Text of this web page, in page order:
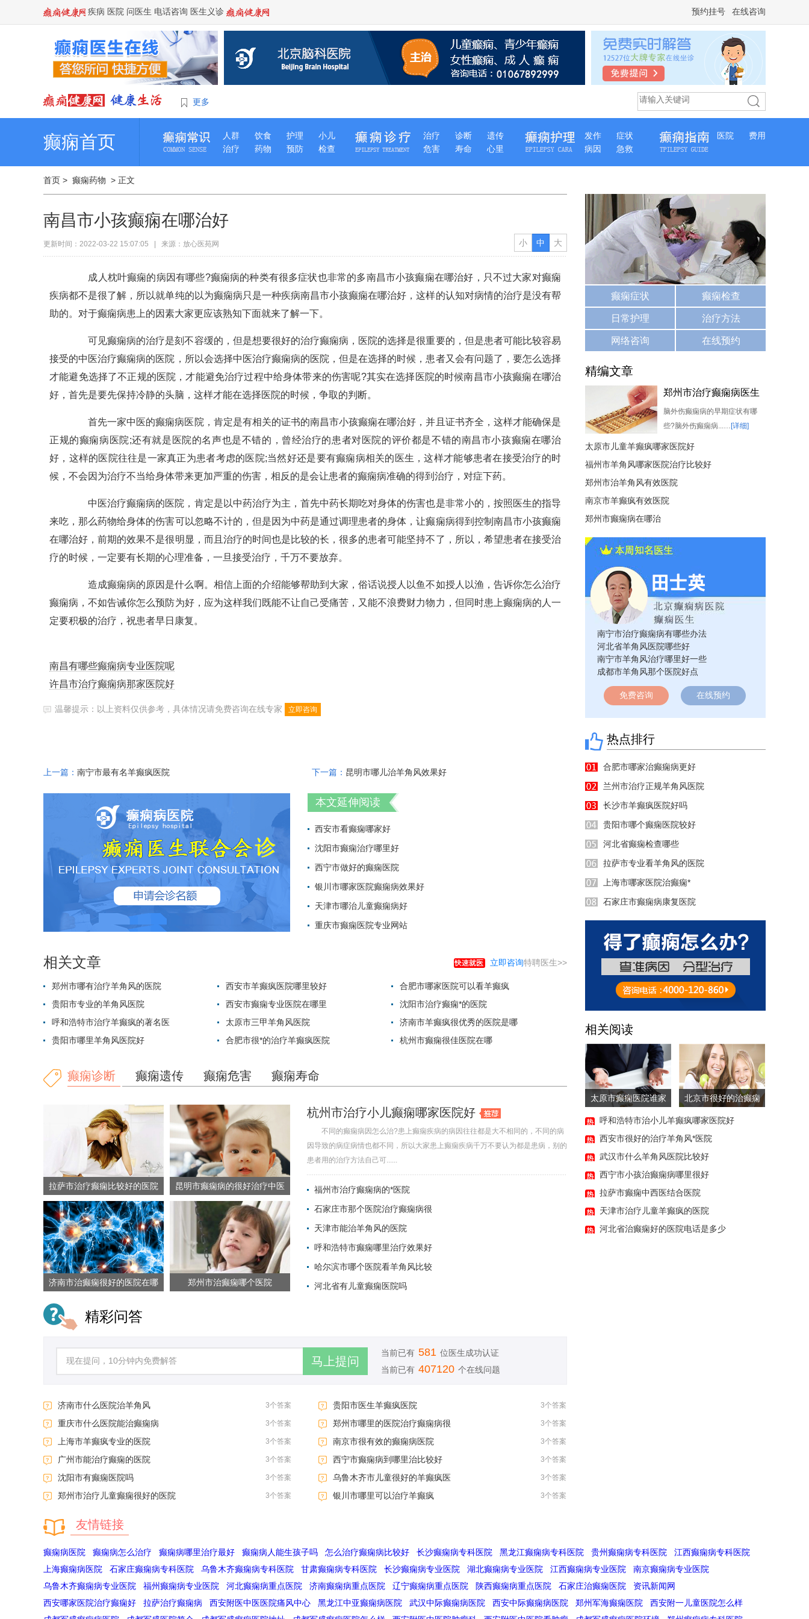
疾病 医院 问医生 电话咨询 医生义诊 预约挂号 在线咨询
更多
癫痫首页 人群 饮食 护理
小儿
治疗
药物 预防 检查
治疗 诊断
遗传
危害
寿命 心里
发作
症状
病因
急救
医院 费用
首页 > 癫痫药物 > 正文
南昌市小孩癫痫在哪治好
更新时间：2022-03-22 15:07:05 | 来源：放心医苑网 小 中 大
成人枕叶癫痫的病因有哪些?癫痫病的种类有很多症状也非常的多南昌市小孩癫痫在哪治好，只不过大家对癫痫
疾病都不是很了解，所以就单纯的以为癫痫病只是一种疾病南昌市小孩癫痫在哪治好，这样的认知对病情的治疗是没有帮
助的。对于癫痫病患上的因素大家更应该熟知下面就来了解一下。
可见癫痫病的治疗是刻不容缓的，但是想要很好的治疗癫痫病，医院的选择是很重要的，但是患者可能比较容易
接受的中医治疗癫痫病的医院，所以会选择中医治疗癫痫病的医院，但是在选择的时候，患者又会有问题了，要怎么选择
才能避免选择了不正规的医院，才能避免治疗过程中给身体带来的伤害呢?其实在选择医院的时候南昌市小孩癫痫在哪治
好，首先是要先保持冷静的头脑，这样才能在选择医院的时候，争取的判断。
首先一家中医的癫痫病医院，肯定是有相关的证书的南昌市小孩癫痫在哪治好，并且证书齐全，这样才能确保是
正规的癫痫病医院;还有就是医院的名声也是不错的，曾经治疗的患者对医院的评价都是不错的南昌市小孩癫痫在哪治
好，这样的医院往往是一家真正为患者考虑的医院;当然好还是要有癫痫病相关的医生，这样才能够患者在接受治疗的时
候，不会因为治疗不当给身体带来更加严重的伤害，相反的是会让患者的癫痫病准确的得到治疗，对症下药。
中医治疗癫痫病的医院，肯定是以中药治疗为主，首先中药长期吃对身体的伤害也是非常小的，按照医生的指导
来吃，那么药物给身体的伤害可以忽略不计的，但是因为中药是通过调理患者的身体，让癫痫病得到控制南昌市小孩癫痫
在哪治好，前期的效果不是很明显，而且治疗的时间也是比较的长，很多的患者可能坚持不了，所以，希望患者在接受治
疗的时候，一定要有长期的心理准备，一旦接受治疗，千万不要放弃。
造成癫痫病的原因是什么啊。相信上面的介绍能够帮助到大家，俗话说授人以鱼不如授人以渔，告诉你怎么治疗
癫痫病，不如告诫你怎么预防为好，应为这样我们既能不让自己受痛苦，又能不浪费财力物力，但同时患上癫痫病的人一
定要积极的治疗，祝患者早日康复。
南昌有哪些癫痫病专业医院呢
许昌市治疗癫痫病那家医院好
温馨提示：以上资料仅供参考，具体情况请免费咨询在线专家 立即咨询
上一篇： 南宁市最有名羊癫疯医院 下一篇： 昆明市哪儿治羊角风效果好
本文延伸阅读
西安市看癫痫哪家好
沈阳市癫痫治疗哪里好
西宁市做好的癫痫医院
银川市哪家医院癫痫病效果好
天津市哪治儿童癫痫病好
重庆市癫痫医院专业网站
相关文章 立即咨询特聘医生>>
郑州市哪有治疗羊角风的医院 西安市羊癫疯医院哪里较好
合肥市哪家医院可以看羊癫疯
贵阳市专业的羊角风医院
西安市癫痫专业医院在哪里
沈阳市治疗癫痫*的医院
呼和浩特市治疗羊癫疯的著名医
太原市三甲羊角风医院
济南市羊癫疯很优秀的医院是哪
贵阳市哪里羊角风医院好
合肥市很*的治疗羊癫疯医院 杭州市癫痫很佳医院在哪
癫痫诊断 癫痫遗传 癫痫危害 癫痫寿命
拉萨市治疗癫痫比较好的医院
昆明市癫痫病的很好治疗中医
院
济南市治癫痫很好的医院在哪
郑州市治癫痫哪个医院
杭州市治疗小儿癫痫哪家医院好
不同的癫痫病因怎么治?患上癫痫疾病的病因往往都是大不相同的，不同的病
因导致的病症病情也都不同，所以大家患上癫痫疾病千万不要认为都是患病，别的
患者用的治疗方法自己可......
福州市治疗癫痫病的*医院
石家庄市那个医院治疗癫痫病很
天津市能治羊角风的医院
呼和浩特市癫痫哪里治疗效果好
哈尔滨市哪个医院看羊角风比较
河北省有儿童癫痫医院吗
精彩问答
当前已有 581 位医生成功认证
当前已有 407120 个在线问题
济南市什么医院治羊角风 3个答案 贵阳市医生羊癫疯医院 3个答案
重庆市什么医院能治癫痫病 3个答案 郑州市哪里的医院治疗癫痫病很 3个答案
上海市羊癫疯专业的医院 3个答案 南京市很有效的癫痫病医院 3个答案
广州市能治疗癫痫的医院 3个答案 西宁市癫痫病到哪里治比较好 3个答案
沈阳市有癫痫医院吗 3个答案 乌鲁木齐市儿童很好的羊癫疯医 3个答案
郑州市治疗儿童癫痫很好的医院 3个答案 银川市哪里可以治疗羊癫疯 3个答案
癫痫症状 癫痫检查
日常护理 治疗方法
网络咨询 在线预约
精编文章
郑州市治疗癫痫病医生
脑外伤癫痫病的早期症状有哪
些?脑外伤癫痫病...… [详细]
太原市儿童羊癫疯哪家医院好
福州市羊角风哪家医院治疗比较好
郑州市治羊角风有效医院
南京市羊癫疯有效医院
郑州市癫痫病在哪治
南宁市治疗癫痫病有哪些办法
河北省羊角风医院哪些好
南宁市羊角风治疗哪里好一些
成都市羊角风那个医院好点
免费咨询 在线预约
热点排行
合肥市哪家治癫痫病更好
兰州市治疗正规羊角风医院
长沙市羊癫疯医院好吗
贵阳市哪个癫痫医院较好
河北省癫痫检查哪些
拉萨市专业看羊角风的医院
上海市哪家医院治癫痫*
石家庄市癫痫病康复医院
相关阅读
太原市癫痫医院谁家
北京市很好的治癫痫
呼和浩特市治小儿羊癫疯哪家医院好
西安市很好的治疗羊角风*医院
武汉市什么羊角风医院比较好
西宁市小孩治癫痫病哪里很好
拉萨市癫痫中西医结合医院
天津市治疗儿童羊癫疯的医院
河北省治癫痫好的医院电话是多少
友情链接
癫痫病医院 癫痫病怎么治疗 癫痫病哪里治疗最好 癫痫病人能生孩子吗 怎么治疗癫痫病比较好 长沙癫痫病专科医院 黑龙江癫痫病专科医院 贵州癫痫病专科医院
江西癫痫病专科医院
上海癫痫病医院
石家庄癫痫病专科医院 乌鲁木齐癫痫病专科医院 甘肃癫痫病专科医院 长沙癫痫病专业医院 湖北癫痫病专业医院 江西癫痫病专业医院
南京癫痫病专业医院
乌鲁木齐癫痫病专业医院
福州癫痫病专业医院 河北癫痫病重点医院 济南癫痫病重点医院 辽宁癫痫病重点医院 陕西癫痫病重点医院 石家庄治癫痫医院
资讯新闻网
西安哪家医院治疗癫痫好
拉萨治疗癫痫病 西安附医中医医院痛风中心 黑龙江中亚癫痫病医院 武汉中际癫痫病医院 西安中际癫痫病医院 郑州军海癫痫医院
西安附一儿童医院怎么样